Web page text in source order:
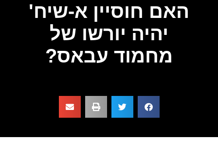
האם חוסיין א-שיח'
יהיה יורשו של
מחמוד עבאס?